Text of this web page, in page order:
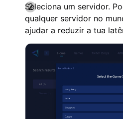
Seleciona um servidor.
qualquer servidor no
ajudar a reduzir a tua